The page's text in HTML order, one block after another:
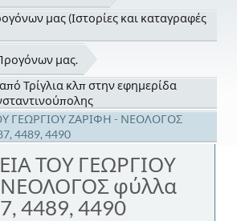
μας (Ιστορίες και καταγραφές
μας.
Τρίγλια κλπ στην εφημερίδα
ΓΕΩΡΓΙΟΥ ΖΑΡΙΦΗ - ΝΕΟΛΟΓΟΣ
4489, 4490
ΤΟΥ ΓΕΩΡΓΙΟΥ
φύλλα
4489, 4490